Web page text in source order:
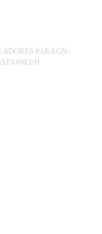
PARA GN /
6M3/H